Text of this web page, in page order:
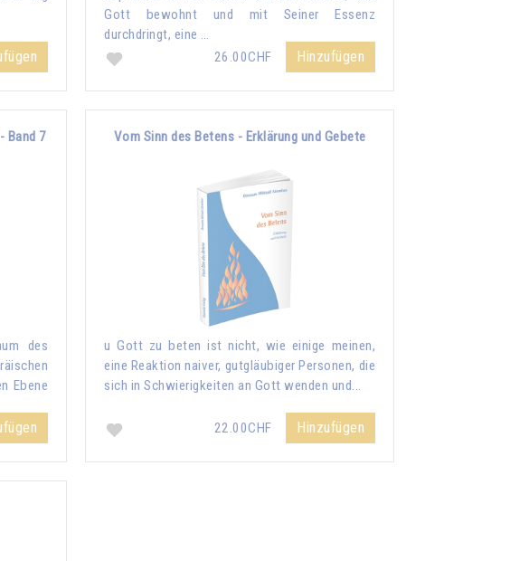
Gott bewohnt und mit Seiner Essenz
durchdringt, eine …
26.00CHF
Hinzufügen
Band 7
des
Ebene
Vom Sinn des Betens - Erklärung und Gebete
u Gott zu beten ist nicht, wie einige meinen,
eine Reaktion naiver, gutgläubiger Personen, die
sich in Schwierigkeiten an Gott wenden und...
22.00CHF Hinzufügen